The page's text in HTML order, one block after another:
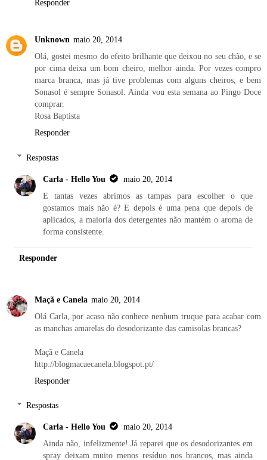
Responder
Unknown maio 20, 2014
Olá, gostei mesmo do efeito brilhante que deixou no seu chão, e se
por cima deixa um bom cheiro, melhor ainda. Por vezes compro
marca branca, mas já tive problemas com alguns cheiros, e bem
Sonasol é sempre Sonasol. Ainda vou esta semana ao Pingo Doce
comprar.
Rosa Baptista
Responder
Respostas
Carla - Hello You
maio 20, 2014
E tantas vezes abrimos as tampas para escolher o que
gostamos mais não é? E depois é uma pena que depois de
aplicados, a maioria dos detergentes não mantém o aroma de
forma consistente.
Responder
Maçã e Canela maio 20, 2014
Olá Carla, por acaso não conhece nenhum truque para acabar com
as manchas amarelas do desodorizante das camisolas brancas?
Maçã e Canela
http://blogmacaecanela.blogspot.pt/
Responder
Respostas
Carla - Hello You
maio 20, 2014
Ainda não, infelizmente! Já reparei que os desodorizantes em
spray deixam muito menos resíduo nos brancos, mas ainda